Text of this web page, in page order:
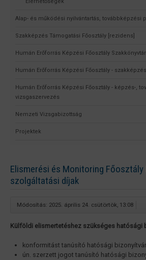
Alap- és működési nyilvántartás, továbbképzési
Szakképzés Támogatási Főosztály [rezidens]
Humán Erőforrás Képzési Főosztály Szakkönyvtár
Humán Erőforrás Képzési Főosztály -
Humán Erőforrás Képzési Főosztály - képzés-,
vizsgaszervezés
Nemzeti Vizsgabizottság
Projektek
Elismerési és Monitoring
szolgáltatási díjak
Módosítás: 2025. április 24. csütörtök, 13:08
Külföldi elismertetéshez szükséges hatósági
konformitást tanúsító hatósági
ún. szerzett jogot tanúsító hatósági